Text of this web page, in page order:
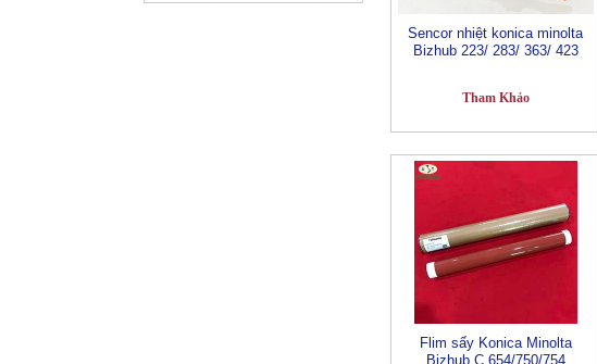
Sencor nhiệt konica minolta
Bizhub 223/ 283/ 363/ 423
Tham Khảo
Flim sấy Konica Minolta
Bizhub C 654/750/754